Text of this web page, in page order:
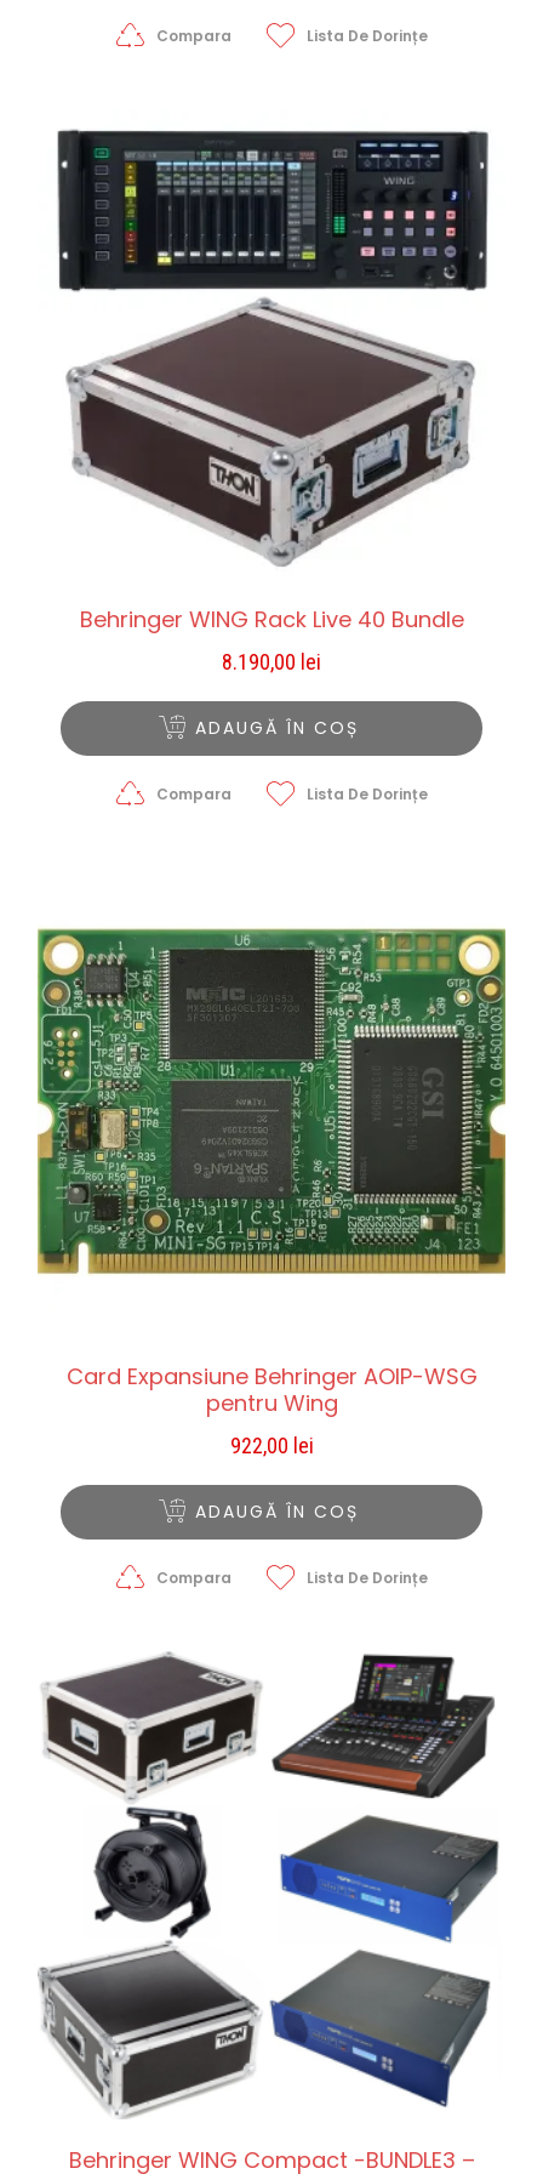
12.990,00 lei.
Compara Lista De Dorințe
Behringer WING Rack Live 40 Bundle
8.190,00 lei
ADAUGĂ ÎN COȘ
Compara Lista De Dorințe
Card Expansiune Behringer AOIP-WSG
pentru Wing
922,00 lei
ADAUGĂ ÎN COȘ
Compara Lista De Dorințe
Behringer WING Compact -BUNDLE3 –